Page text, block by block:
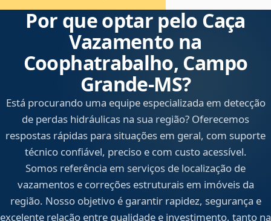
Por que optar pelo Caça
Vazamento na
Coophatrabalho, Campo
Grande‑MS?
Está procurando uma equipe especializada em detecção
de perdas hidráulicas na sua região? Oferecemos
respostas rápidas para situações em geral, com suporte
técnico confiável, preciso e com custo acessível.
Somos referência em serviços de localização de
vazamentos e correções estruturais em imóveis da
região. Nosso objetivo é garantir rapidez, segurança e
excelente relação entre qualidade e investimento, tanto na